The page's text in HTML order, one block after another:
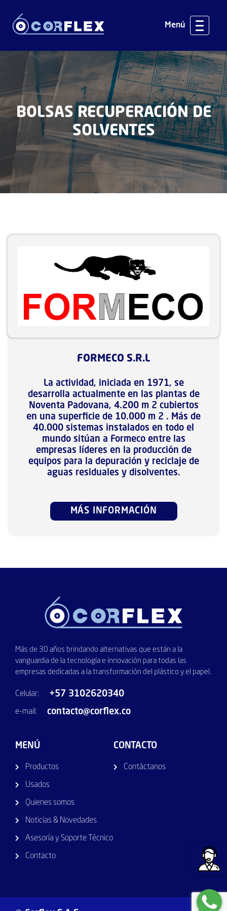
Menú
BOLSAS RECUPERACIÓN DE
SOLVENTES
FORMECO S.R.L
La actividad, iniciada en 1971, se
desarrolla actualmente en las plantas de
Noventa Padovana, 4.200 m 2 cubiertos
en una superficie de 10.000 m 2 . Más de
40.000 sistemas instalados en todo el
mundo sitúan a Formeco entre las
empresas líderes en la producción de
equipos para la depuración y reciclaje de
aguas residuales y disolventes.
MÁS INFORMACIÓN
Más de 30 años brindando alternativas que están a la
vanguardia de la tecnología e innovación para todas las
empresas dedicadas a la transformación del plástico y el papel.
Celular: +57 3102620340
e-mail: contacto@corflex.co
MENÚ
Productos
Usados
Quienes somos
Noticias & Novedades
Asesoría y Soporte Técnico
Contacto
CONTACTO
Contáctanos